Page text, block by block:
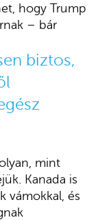
hogy Trump
– bár
biztos,
mint
Kanada is
vámokkal, és